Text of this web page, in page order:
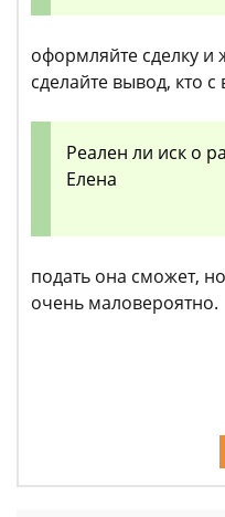
оформляйте сделку и
сделайте вывод, кто
Реален ли иск о
Елена
подать она сможет,
очень маловероятно.